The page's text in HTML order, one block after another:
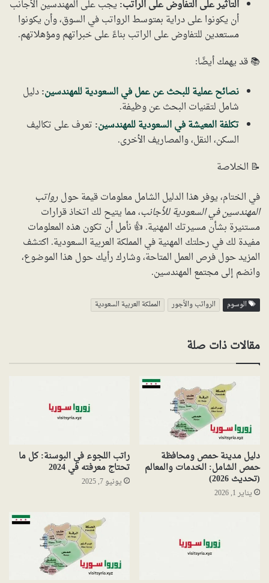
التأثير على التفاوض على الراتب: يجب على المهندسين الأجانب
أن يكونوا على دراية بمتوسط الرواتب في السوق، وأن يكونوا
مستعدين للتفاوض على الراتب بناءً على خبراتهم ومؤهلاتهم.
📚 قد يهمك أيضًا:
نصائح عملية للبحث عن عمل في السعودية للمهندسين:دليل
شامل لتقنيات البحث عن وظيفة.
تكلفة المعيشة في السعودية للمهندسين: تعرف على تكاليف
السكن، النقل، والمصاريف الأخرى.
📝 الخلاصة
في الختام، يوفر هذا الدليل الشامل معلومات قيمة حول رواتب
المهندسين في السعودية للأجانب، مما يتيح لك اتخاذ قرارات
مستنيرة بشأن مسيرتك المهنية. 👍 نأمل أن تكون هذه المعلومات
مفيدة لك في رحلتك المهنية في المملكة العربية السعودية. اكتشف
المزيد حول فرص العمل المتاحة، وشارك رأيك حول هذا الموضوع،
وانضم إلى مجتمع المهندسين.
الوسوم الرواتب والأجور المملكة العربية السعودية
مقالات ذات صلة
دليل مدينة حمص ومحافظة
حمص الشامل: الخدمات والمعالم
(تحديث 2026)
يناير 1, 2026
راتب اللجوء في البوسنة: كل ما
تحتاج معرفته في 2024
يونيو 7, 2025